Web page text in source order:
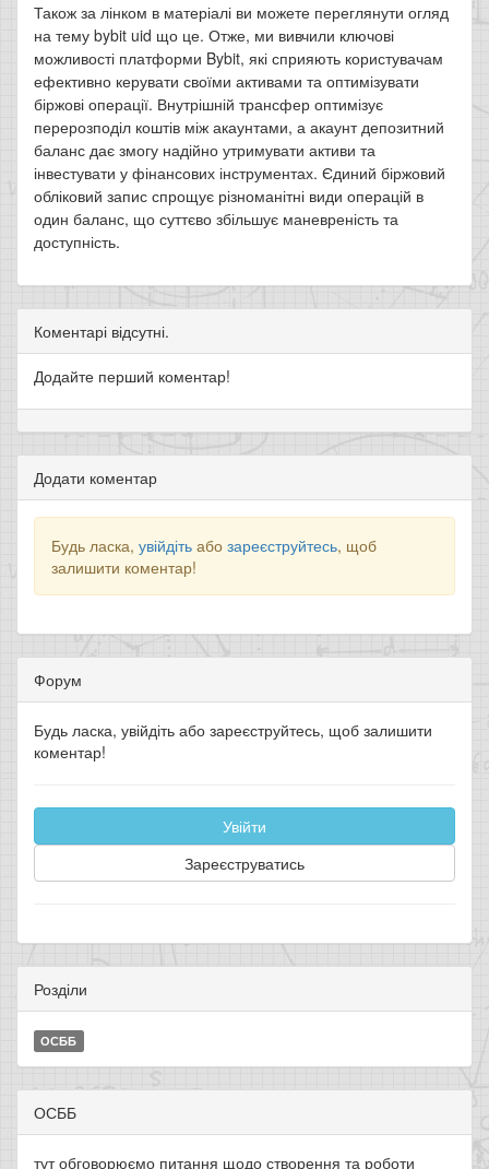
Також за лінком в матеріалі ви можете переглянути огляд
на тему bybit uid що це. Отже, ми вивчили ключові
можливості платформи Bybit, які сприяють користувачам
ефективно керувати своїми активами та оптимізувати
біржові операції. Внутрішній трансфер оптимізує
перерозподіл коштів між акаунтами, а акаунт депозитний
баланс дає змогу надійно утримувати активи та
інвестувати у фінансових інструментах. Єдиний біржовий
обліковий запис спрощує різноманітні види операцій в
один баланс, що суттєво збільшує маневреність та
доступність.
Коментарі відсутні.
Додайте перший коментар!
Додати коментар
Будь ласка, увійдіть або зареєструйтесь, щоб
залишити коментар!
Форум
Будь ласка, увійдіть або зареєструйтесь, щоб залишити
коментар!
Увійти
Зареєструватись
Розділи
ОСББ
ОСББ
тут обговорюємо питання щодо створення та роботи